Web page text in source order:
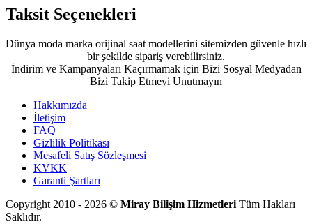
Taksit Seçenekleri
Dünya moda marka orijinal saat modellerini sitemizden güvenle hızlı
bir şekilde sipariş verebilirsiniz.
İndirim ve Kampanyaları Kaçırmamak için Bizi Sosyal Medyadan
Bizi Takip Etmeyi Unutmayın
Hakkımızda
İletişim
FAQ
Gizlilik Politikası
Mesafeli Satış Sözleşmesi
KVKK
Garanti Şartları
Copyright 2010 - 2026 © Miray Bilişim Hizmetleri Tüm Hakları
Saklıdır.